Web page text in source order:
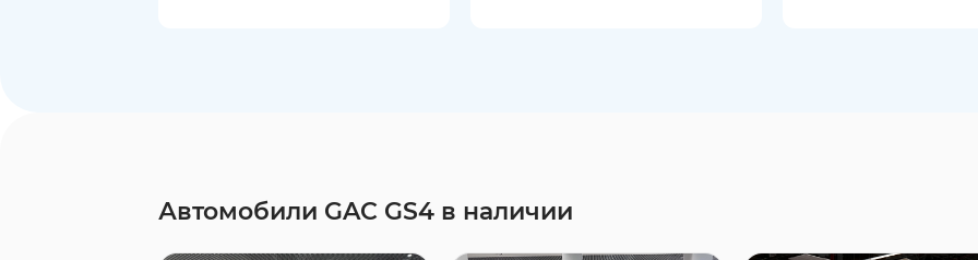
Автомобили GAC GS4 в наличии